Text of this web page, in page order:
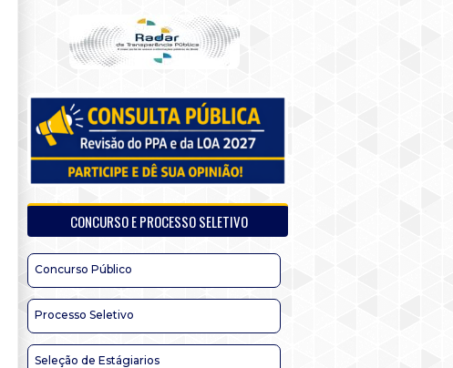
CONCURSO E PROCESSO SELETIVO
Concurso Público
Processo Seletivo
Seleção de Estágiarios